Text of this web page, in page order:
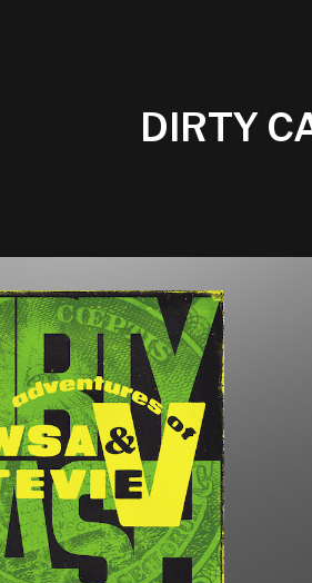
DIRTY